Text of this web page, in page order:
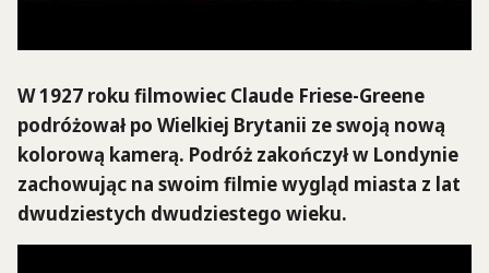
W 1927 roku filmowiec Claude Friese-Greene
podróżował po Wielkiej Brytanii ze swoją nową
kolorową kamerą. Podróż zakończył w Londynie
zachowując na swoim filmie wygląd miasta z lat
dwudziestych dwudziestego wieku.